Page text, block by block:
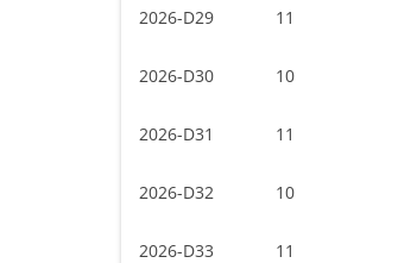
2026-D29 11
2026-D30 10
2026-D31 11
2026-D32 10
2026-D33 11